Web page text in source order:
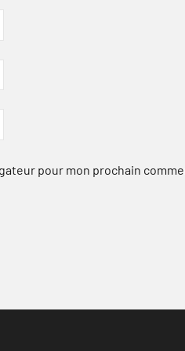
pour mon prochain